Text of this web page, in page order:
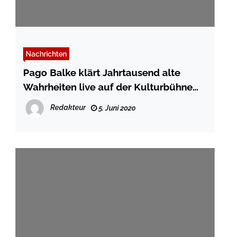
Nachrichten
Pago Balke klärt Jahrtausend alte
Wahrheiten live auf der Kulturbühne
Travemünde
Redakteur 5. Juni 2020